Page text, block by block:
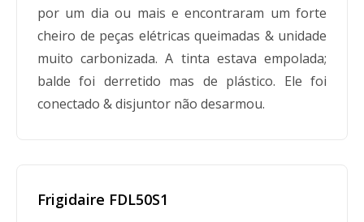
por um dia ou mais e encontraram um forte
cheiro de peças elétricas queimadas & unidade
muito carbonizada. A tinta estava empolada;
balde foi derretido mas de plástico. Ele foi
conectado & disjuntor não desarmou.
Frigidaire FDL50S1